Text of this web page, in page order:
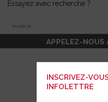
Essayez avec recherche ?
INSCRIVEZ-
INFOLETTRE
APPELEZ-NOUS